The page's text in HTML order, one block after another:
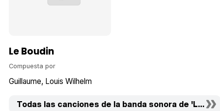
Le Boudin
Compuesta por
Guillaume Louis Wilhelm
Todas las canciones de la banda sonora de 'La